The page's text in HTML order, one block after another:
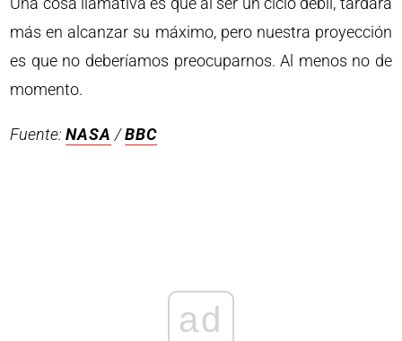
más en alcanzar su máximo, pero nuestra proyección
es que no deberíamos preocuparnos. Al menos no de
momento.
Fuente:NASA /BBC
ad